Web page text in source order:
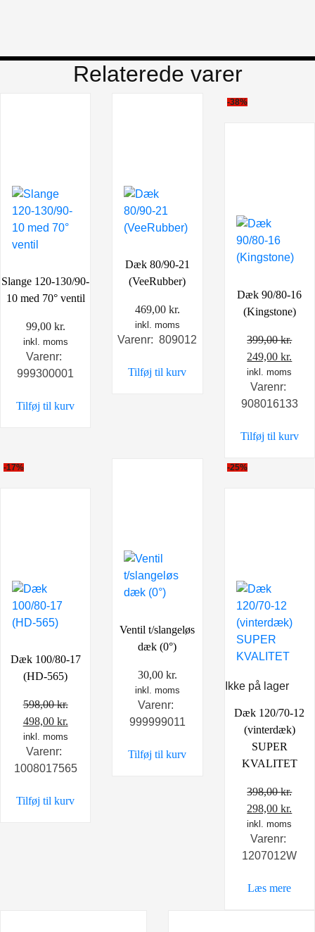
Relaterede varer
Slange 120-130/90-
10 med 70° ventil
99,00 kr.
inkl. moms
Varenr:
999300001
Tilføj til kurv
Dæk 80/90-21
(VeeRubber)
469,00 kr.
inkl. moms
Varenr: 809012
Tilføj til kurv
-38%
Dæk 90/80-16
(Kingstone)
399,00kr.
Den
oprindelige
pris
var:
249,00kr.
er:
inkl. moms
Varenr:
908016133
Tilføj til kurv
-17%
Dæk 100/80-17
(HD-565)
598,00kr.
Den
oprindelige
pris
var:
498,00 kr.
aktuelle
er:
inkl. moms
Varenr:
1008017565
Tilføj til kurv
Ventil t/slangeløs
dæk (0°)
30,00 kr.
inkl. moms
Varenr:
999999011
Tilføj til kurv
-25%
Ikke på lager
Dæk 120/70-12
(vinterdæk)
SUPER
KVALITET
398,00kr.
Den
oprindelige
pris
var:
298,00kr.
er:
inkl. moms
Varenr:
1207012W
Læs mere